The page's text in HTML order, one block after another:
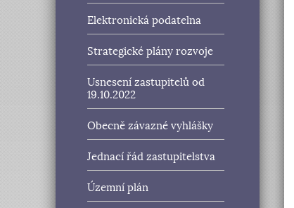
Elektronická podatelna
Strategické plány rozvoje
Usnesení zastupitelů od
19.10.2022
Obecně závazné vyhlášky
Jednací řád zastupitelstva
Územní plán